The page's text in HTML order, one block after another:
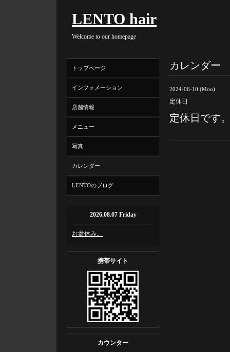
LENTO hair
Welcome to our homepage
カレンダー
2024-06-10 (Mon)
定休日
定休日です
トップページ
インフォメーション
店舗情報
メニュー
写真
カレンダー
LENTOのブログ
2026.08.07 Friday
お盆休み。
携帯サイト
カウンター